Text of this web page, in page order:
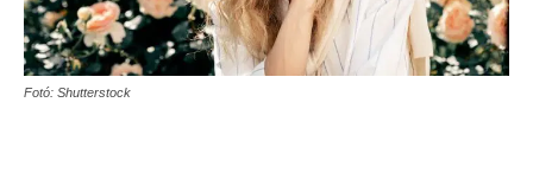
Fotó: Shutterstock